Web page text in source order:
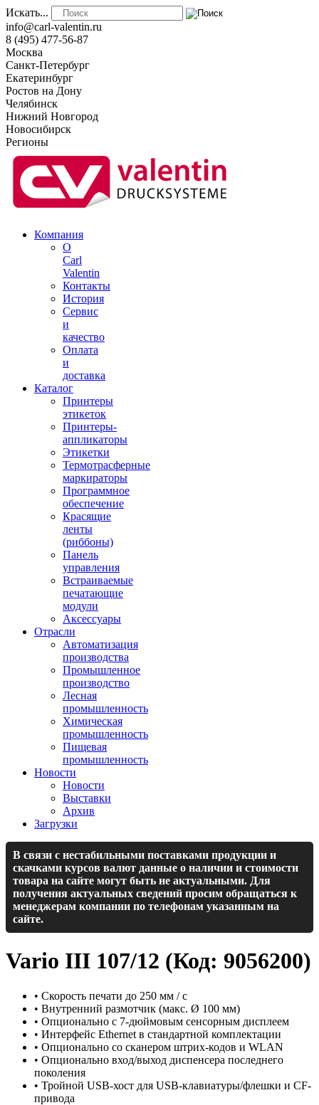
Искать...
info@carl-valentin.ru
8 (495) 477-56-87
Москва
Санкт-Петербург
Екатеринбург
Ростов на Дону
Челябинск
Нижний Новгород
Новосибирск
Регионы
Компания
О
Carl
Valentin
Контакты
История
Сервис
и
качество
Оплата
и
доставка
Каталог
Принтеры
этикеток
Принтеры-
аппликаторы
Этикетки
Термотрасферные
маркираторы
Программное
обеспечение
Красящие
ленты
(риббоны)
Панель
управления
Встраиваемые
печатающие
модули
Аксессуары
Отрасли
Автоматизация
производства
Промышленное
производство
Лесная
промышленность
Химическая
промышленность
Пищевая
промышленность
Новости
Новости
Выставки
Архив
Загрузки
В связи с нестабильными поставками продукции и
скачками курсов валют данные о наличии и стоимости
товара на сайте могут быть не актуальными. Для
получения актуальных сведений просим обращаться к
менеджерам компании по телефонам указанным на
сайте.
Vario III 107/12 (Код: 9056200)
• Скорость печати до 250 мм / с
• Внутренний размотчик (макс. Ø 100 мм)
• Опционально с 7-дюймовым сенсорным дисплеем
• Интерфейс Ethernet в стандартной комплектации
• Опционально со сканером штрих-кодов и WLAN
• Опционально вход/выход диспенсера последнего
поколения
• Тройной USB-хост для USB-клавиатуры/флешки и CF-
привода